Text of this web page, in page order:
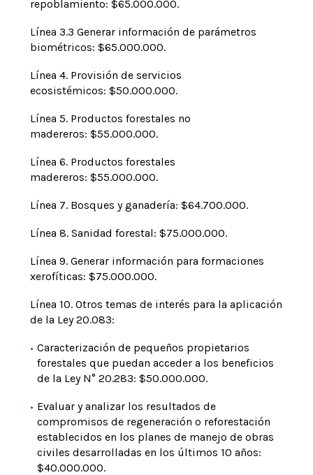
repoblamiento: $65.000.000.
Línea 3.3 Generar información de parámetros
biométricos: $65.000.000.
Línea 4. Provisión de servicios
ecosistémicos: $50.000.000.
Línea 5. Productos forestales no
madereros: $55.000.000.
Línea 6. Productos forestales
madereros: $55.000.000.
Línea 7. Bosques y ganadería: $64.700.000.
Línea 8. Sanidad forestal: $75.000.000.
Línea 9. Generar información para formaciones
xerofíticas: $75.000.000.
Línea 10. Otros temas de interés para la aplicación
de la Ley 20.083:
Caracterización de pequeños propietarios
forestales que puedan acceder a los beneficios
de la Ley N° 20.283: $50.000.000.
Evaluar y analizar los resultados de
compromisos de regeneración o reforestación
establecidos en los planes de manejo de obras
civiles desarrolladas en los últimos 10 años:
$40.000.000.